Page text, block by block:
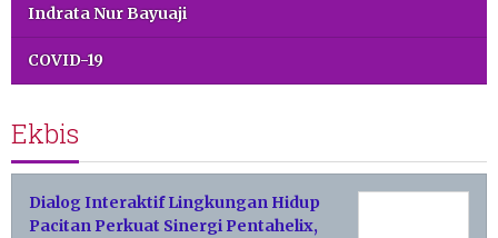
Indrata Nur Bayuaji
COVID-19
Ekbis
Dialog Interaktif Lingkungan Hidup
Pacitan Perkuat Sinergi Pentahelix,